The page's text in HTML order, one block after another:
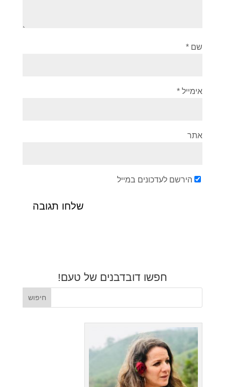
שם *
אימייל *
אתר
הירשם לעדכונים במייל
חפשו דובדבנים של טעם!